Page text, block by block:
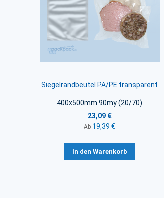
Siegelrandbeutel PA/PE transparent
400x500mm 90my (20/70)
23,09 €
Ab 19,39 €
In den Warenkorb